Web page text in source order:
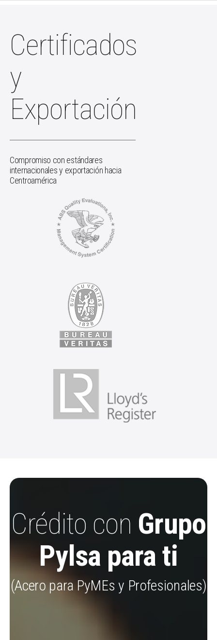
Certificados
y
Exportación
Compromiso con estándares
internacionales y exportación hacia
Centroamérica
Crédito con Grupo
Pylsa para ti
(Acero para PyMEs y Profesionales)